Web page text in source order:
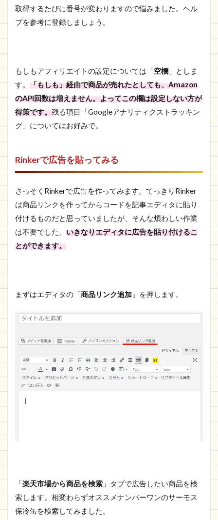
取得するたびに番号が変わりますので悩みました。ヘル
プを参考に登録しましょう。
もしもアフィリエイトの設定については「空欄 」としま
す。 「もしも」経由で商品が売れたとしても、Amazon
のAPI回数は増えません。よってこの欄は設定しない方が
得策です。残る項目「Googleアナリティクストラッキン
グ」についてはお好みで。
Rinkerで広告を貼ってみる
さっそくRinkerで広告を作ってみます。てっきりRinker
は商品リンクを作ってからコードを記事エディタに貼り
付けるものだと思っていましたが、そんな煩わしい作業
は不要でした。 いきなりエディタに広告を貼り付けるこ
とができます。
まずはエディタの「商品リンク追加 」を押します。
「楽天市場から商品を検索 」タブで広告したい商品を検
索します。相変わらずオススメナンバーワンのサーモス
保冷缶を検索してみました。